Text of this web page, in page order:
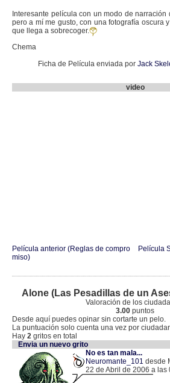
Interesante película con un modo de
pero a mí me gusto, con una fotografía oscura
que llega a sobrecoger.
Chema
Ficha de Película enviada por Jack
video
Película anterior (Reglas de compro
miso)
Película
Alone (Las Pesadillas de un
Valoración de los
3.00 puntos
Desde aquí puedes opinar sin cortarte un pelo.
La puntuación solo cuenta una vez por
Hay 2 gritos en total
Envia un nuevo grito
No es tan mala...
Neuromante_101 desde
22 de Abril de 2006 a las